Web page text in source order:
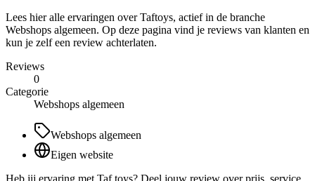
Lees hier alle ervaringen over Taftoys, actief in de branche
Webshops algemeen. Op deze pagina vind je reviews van klanten en
kun je zelf een review achterlaten.
Reviews
0
Categorie
Webshops algemeen
Webshops algemeen
Eigen website
Heb jij ervaring met Taf toys? Deel jouw review over prijs, service